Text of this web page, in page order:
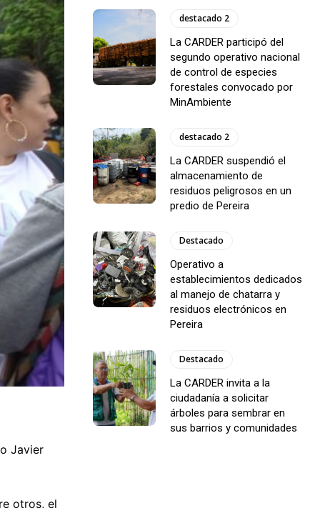
Javier
otros, el
destacado 2
La CARDER participó del
segundo operativo nacional
de control de especies
forestales convocado por
MinAmbiente
destacado 2
La CARDER suspendió el
almacenamiento de
residuos peligrosos en un
predio de Pereira
Destacado
Operativo a
establecimientos dedicados
al manejo de chatarra y
residuos electrónicos en
Pereira
Destacado
La CARDER invita a la
ciudadanía a solicitar
árboles para sembrar en
sus barrios y comunidades